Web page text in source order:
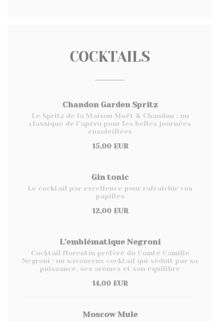
COCKTAILS
Chandon Garden Spritz
Le Spritz de la Maison Moët & Chandon : un
classique de l’apéro pour les belles journées
ensoleillées
15,00 EUR
Gin tonic
Le cocktail par excellence pour rafraîchir vos
papilles
12,00 EUR
L’emblématique Negroni
Cocktail florentin préféré du Comté Camille
Negroni : un savoureux cocktail qui séduit par sa
puissance, ses arômes et son équilibre
14,00 EUR
Moscow Mule